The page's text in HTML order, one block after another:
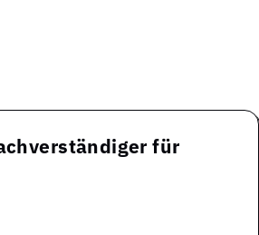
für